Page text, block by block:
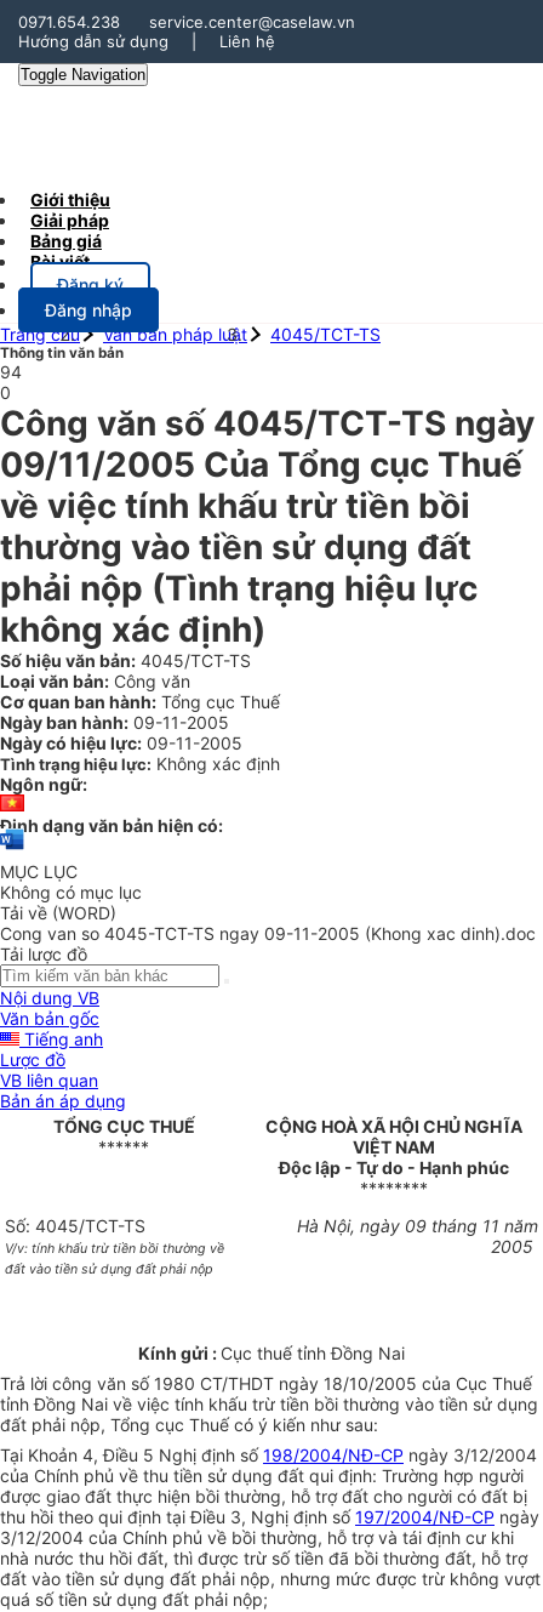
0971.654.238
service.center@caselaw.vn
Hướng dẫn sử dụng
Liên hệ
Toggle Navigation
Giới thiệu
Giải pháp
Bảng giá
Bài viết
Đăng ký
Đăng nhập
Trang chủ
Văn bản pháp luật 4045/TCT-TS
Thông tin văn bản
94
0
Công văn số 4045/TCT-TS ngày
09/11/2005 Của Tổng cục Thuế
về việc tính khấu trừ tiền bồi
thường vào tiền sử dụng đất
phải nộp (Tình trạng hiệu lực
không xác định)
Số hiệu văn bản: 4045/TCT-TS
Loại văn bản: Công văn
Cơ quan ban hành: Tổng cục Thuế
Ngày ban hành: 09-11-2005
Ngày có hiệu lực: 09-11-2005
Tình trạng hiệu lực: Không xác định
Ngôn ngữ:
Định dạng văn bản hiện có:
MỤC LỤC
Không có mục lục
Tải về (WORD)
Cong van so 4045-TCT-TS ngay 09-11-2005 (Khong xac dinh).doc
Tải lược đồ
Nội dung VB
Văn bản gốc
Tiếng anh
Lược đồ
VB liên quan
Bản án áp dụng
TỔNG CỤC THUẾ
******
CỘNG HOÀ XÃ HỘI CHỦ NGHĨA
VIỆT NAM
Độc lập - Tự do - Hạnh phúc
********
Số: 4045/TCT-TS
V/v: tính khấu trừ tiền bồi thường về
đất vào tiền sử dụng đất phải nộp
Hà Nội, ngày 09 tháng 11 năm
2005
Kính gửi : Cục thuế tỉnh Đồng Nai
Trả lời công văn số 1980 CT/THDT ngày 18/10/2005 của Cục Thuế
tỉnh Đồng Nai về việc tính khấu trừ tiền bồi thường vào tiền sử dụng
đất phải nộp, Tổng cục Thuế có ý kiến như sau:
Tại Khoản 4, Điều 5 Nghị định số198/2004/NĐ-CP ngày 3/12/2004
của Chính phủ về thu tiền sử dụng đất qui định: Trường hợp người
được giao đất thực hiện bồi thường, hỗ trợ đất cho người có đất bị
thu hồi theo qui định tại Điều 3, Nghị định số197/2004/NĐ-CP ngày
3/12/2004 của Chính phủ về bồi thường, hỗ trợ và tái định cư khi
nhà nước thu hồi đất, thì được trừ số tiền đã bồi thường đất, hỗ trợ
đất vào tiền sử dụng đất phải nộp, nhưng mức được trừ không vượt
quá số tiền sử dụng đất phải nộp;